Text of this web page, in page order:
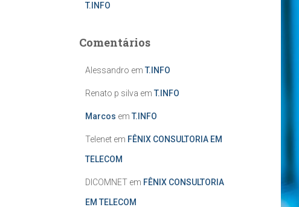
T.INFO
Comentários
Alessandro em T.INFO
Renato p silva em T.INFO
Marcos em T.INFO
Telenetem FÊNIX CONSULTORIA EM
TELECOM
DICOMNETem FÊNIX CONSULTORIA
EM TELECOM